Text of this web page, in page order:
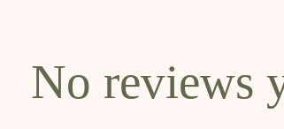
No reviews